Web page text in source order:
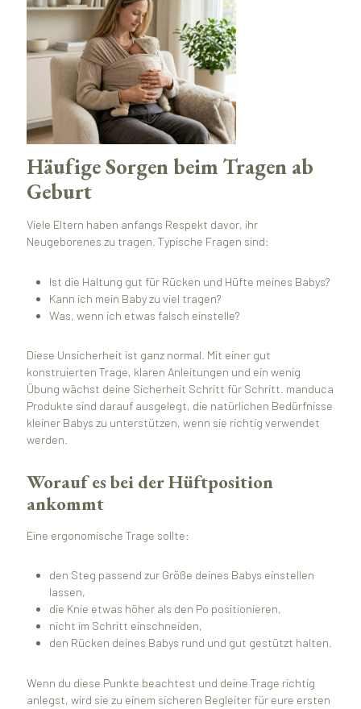
Häufige Sorgen beim Tragen ab
Geburt
Viele Eltern haben anfangs Respekt davor, ihr
Neugeborenes zu tragen. Typische Fragen sind:
Ist die Haltung gut für Rücken und Hüfte meines Babys?
Kann ich mein Baby zu viel tragen?
Was, wenn ich etwas falsch einstelle?
Diese Unsicherheit ist ganz normal. Mit einer gut
konstruierten Trage, klaren Anleitungen und ein wenig
Übung wächst deine Sicherheit Schritt für Schritt. manduca
Produkte sind darauf ausgelegt, die natürlichen Bedürfnisse
kleiner Babys zu unterstützen, wenn sie richtig verwendet
werden.
Worauf es bei der Hüftposition
ankommt
Eine ergonomische Trage sollte:
den Steg passend zur Größe deines Babys einstellen
lassen,
die Knie etwas höher als den Po positionieren,
nicht im Schritt einschneiden,
den Rücken deines Babys rund und gut gestützt halten.
Wenn du diese Punkte beachtest und deine Trage richtig
anlegst, wird sie zu einem sicheren Begleiter für eure ersten